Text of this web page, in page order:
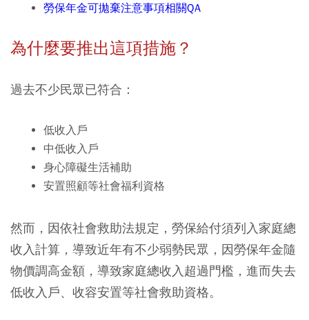
勞保年金可拋棄注意事項相關QA
為什麼要推出這項措施？
過去不少民眾已符合：
低收入戶
中低收入戶
身心障礙生活補助
安置照顧等社會福利資格
然而，因依社會救助法規定，勞保給付須列入家庭總
收入計算，導致近年有不少弱勢民眾，因勞保年金隨
物價調高金額，導致家庭總收入超過門檻，進而失去
低收入戶、收容安置等社會救助資格。